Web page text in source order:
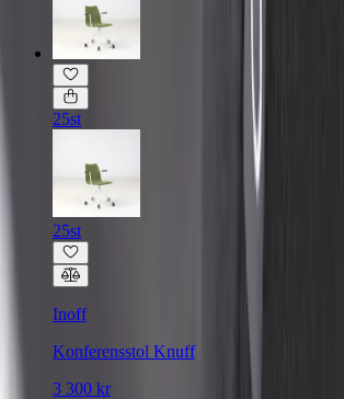
25st
25st
Inoff
Konferensstol Knuff
3 300 kr